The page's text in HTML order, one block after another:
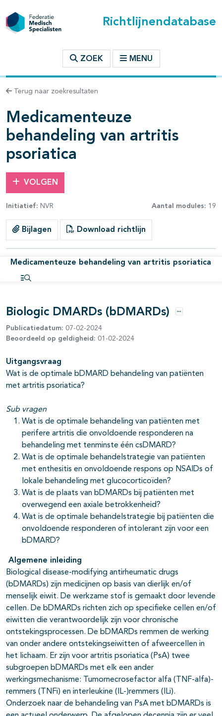
Richtlijnendatabase
ZOEK MENU
Terug naar zoekresultaten
Medicamenteuze
behandeling van artritis
psoriatica
VOLGEN
Initiatief: NVR Aantal modules: 19
Bijlagen Download richtlijn
Medicamenteuze behandeling van artritis psoriatica
openklappen
open- en dichtklappen
open- en dichtklappen
Biologic DMARDs (bDMARDs) Opties
Publicatiedatum: 07-02-2024
Beoordeeld op geldigheid: 01-02-2024
Uitgangsvraag
Wat is de optimale bDMARD behandeling van patiënten
met artritis psoriatica?
Sub vragen
Wat is de optimale behandeling van patiënten met
perifere artritis die onvoldoende responderen na
behandeling met tenminste één csDMARD?
Wat is de optimale behandelstrategie van patiënten
met enthesitis en onvoldoende respons op NSAIDs of
lokale behandeling met glucocorticoïden?
Wat is de plaats van bDMARDs bij patiënten met
overwegend een axiale betrokkenheid?
Wat is de optimale behandelstrategie bij patiënten die
onvoldoende responderen of intolerant zijn voor een
bDMARD?
Algemene inleiding
Biological disease-modifying antirheumatic drugs
(bDMARDs) zijn medicijnen op basis van dierlijk en/of
menselijk eiwit. De werkzame stof is gemaakt door levende
cellen. De bDMARDs richten zich op specifieke cellen en/of
eiwitten die verantwoordelijk zijn voor chronische
ontstekingsprocessen. De bDMARDs remmen de werking
van onder andere ontstekingseiwitten of afweercellen in
het lichaam. Er zijn voor artritis psoriatica (PsA) twee
subgroepen bDMARDs met elk een ander
werkingsmechanisme: Tumornecrosefactor alfa (TNF-alfa)-
remmers (TNFi) en interleukine (IL-)remmers (ILi).
Onderzoek naar de behandeling van PsA met bDMARDs is